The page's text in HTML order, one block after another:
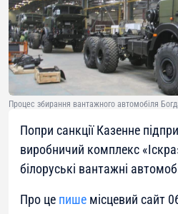
Процес збирання вантажного автомобіля
Попри санкції Казенне
виробничий комплекс
білоруські вантажні
Про це пише місцевий сайт